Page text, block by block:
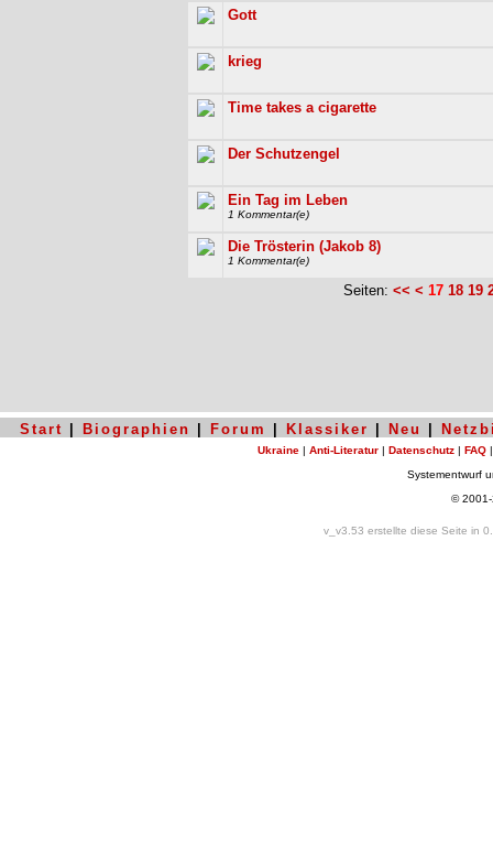
Gott
krieg
Time takes a cigarette
Der Schutzengel
Ein Tag im Leben
1 Kommentar(e)
Die Trösterin (Jakob 8)
1 Kommentar(e)
Seiten: << < 17 18 19
Start Biographien Forum Klassiker Neu
Ukraine | Anti-Literatur | Datenschutz | FAQ
Systementwurf
©
v_v3.53 erstellte diese Seite in